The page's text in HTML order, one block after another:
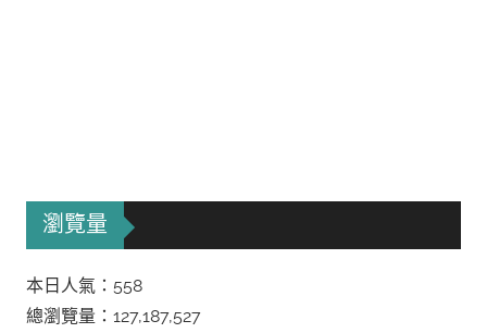
瀏覽量
本日人氣：558
總瀏覽量：127,187,527